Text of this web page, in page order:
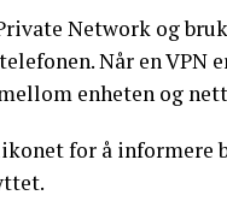
Network og
Når en VPN
enheten og
for å informere